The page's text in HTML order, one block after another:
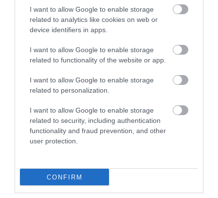
I want to allow Google to enable storage
related to analytics like cookies on web or
device identifiers in apps.
I want to allow Google to enable storage
related to functionality of the website or app.
I want to allow Google to enable storage
related to personalization.
I want to allow Google to enable storage
related to security, including authentication
functionality and fraud prevention, and other
user protection.
CONFIRM
KIRÁNDULÁS A RAVAZDI
APÁTSÁG HABOS OLDALÁRA
2026-08-04
SZÍVJA KI A VIZET A
NÖVÉNYEKBŐL
2026-08-04